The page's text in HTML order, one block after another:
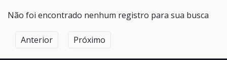
Não foi encontrado nenhum registro para sua busca
Anterior Próximo